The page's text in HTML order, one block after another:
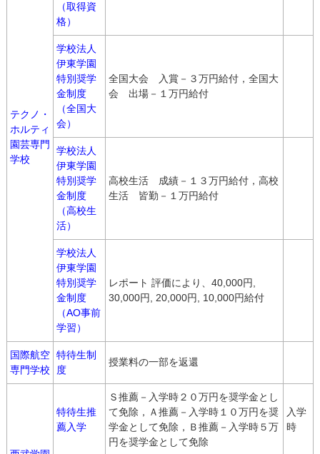
テクノ・
ホルティ
園芸専門
学校
（取得資
格）
学校法人
伊東学園
特別奨学
金制度
（全国大
会）
全国大会 入賞－３万円給付，全国大
会 出場－１万円給付
学校法人
伊東学園
特別奨学
金制度
（高校生
活）
高校生活 成績－１３万円給付，高校
生活 皆勤－１万円給付
学校法人
伊東学園
特別奨学
金制度
（AO事前
学習）
レポート 評価により、40,000円,
30,000円, 20,000円, 10,000円給付
国際航空
専門学校
特待生制
度
授業料の一部を返還
特待生推
薦入学
Ｓ推薦－入学時２０万円を奨学金とし
て免除，Ａ推薦－入学時１０万円を奨
学金として免除，Ｂ推薦－入学時５万
円を奨学金として免除
入学
時